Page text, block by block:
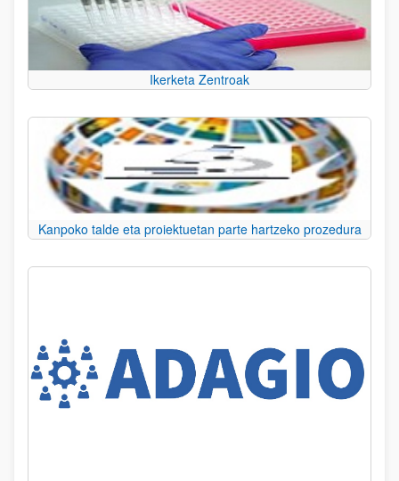
Ikerketa Zentroak
Kanpoko talde eta proiektuetan parte hartzeko prozedura